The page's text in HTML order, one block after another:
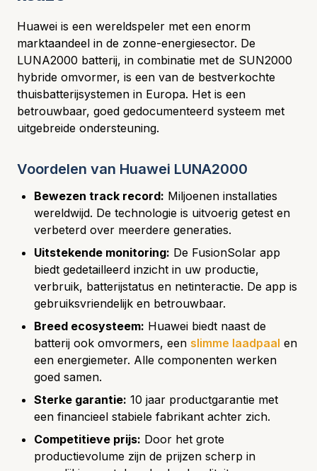
Huawei is een wereldspeler met een enorm
marktaandeel in de zonne-energiesector. De
LUNA2000 batterij, in combinatie met de SUN2000
hybride omvormer, is een van de bestverkochte
thuisbatterijsystemen in Europa. Het is een
betrouwbaar, goed gedocumenteerd systeem met
uitgebreide ondersteuning.
Voordelen van Huawei LUNA2000
Bewezen track record: Miljoenen installaties
wereldwijd. De technologie is uitvoerig getest en
verbeterd over meerdere generaties.
Uitstekende monitoring: De FusionSolar app
biedt gedetailleerd inzicht in uw productie,
verbruik, batterijstatus en netinteractie. De app is
gebruiksvriendelijk en betrouwbaar.
Breed ecosysteem: Huawei biedt naast de
batterij ook omvormers, een slimme laadpaal en
een energiemeter. Alle componenten werken
goed samen.
Sterke garantie: 10 jaar productgarantie met
een financieel stabiele fabrikant achter zich.
Competitieve prijs: Door het grote
productievolume zijn de prijzen scherp in